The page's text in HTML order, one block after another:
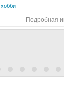
Подробная